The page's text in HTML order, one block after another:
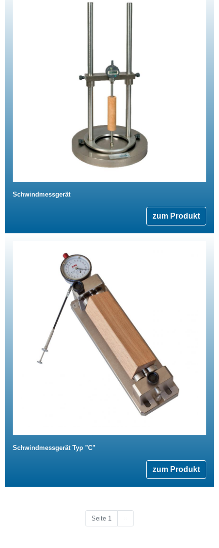
Schwindmessgerät
zum Produkt
Schwindmessgerät Typ "C"
zum Produkt
Seite 1